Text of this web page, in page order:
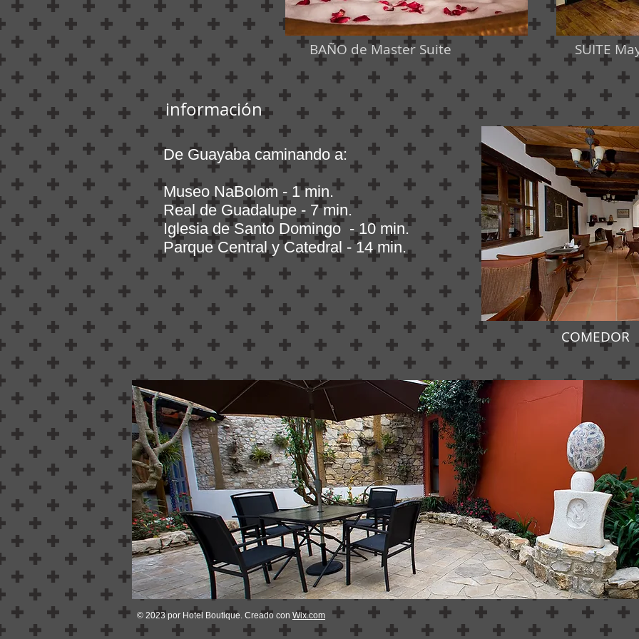
BAÑO de Master Suite SUITE
información
De Guayaba caminando a:
Museo NaBolom - 1 min.
Real de Guadalupe - 7 min.
Iglesia de Santo Domingo - 10 min.
Parque Central y Catedral - 14 min.
COMEDOR
© 2023 por Hotel Boutique. Creado con Wix.com